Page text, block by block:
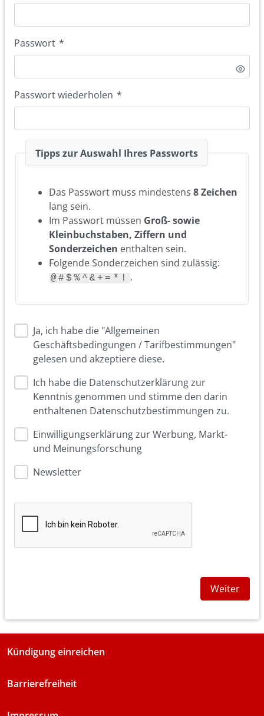
Passwort *
Passwort wiederholen *
Tipps zur Auswahl Ihres Passworts
Das Passwort muss mindestens 8 Zeichen
lang sein.
Im Passwort müssen Groß- sowie
Kleinbuchstaben, Ziffern und
Sonderzeichen enthalten sein.
Folgende Sonderzeichen sind zulässig:
@#$%^&+=*! .
Ja, ich habe die "Allgemeinen
Geschäftsbedingungen / Tarifbestimmungen"
gelesen und akzeptiere diese.
Ich habe die Datenschutzerklärung zur
Kenntnis genommen und stimme den darin
enthaltenen Datenschutzbestimmungen zu.
Einwilligungserklärung zur Werbung, Markt-
und Meinungsforschung
Newsletter
Weiter
Kündigung einreichen
Barrierefreiheit